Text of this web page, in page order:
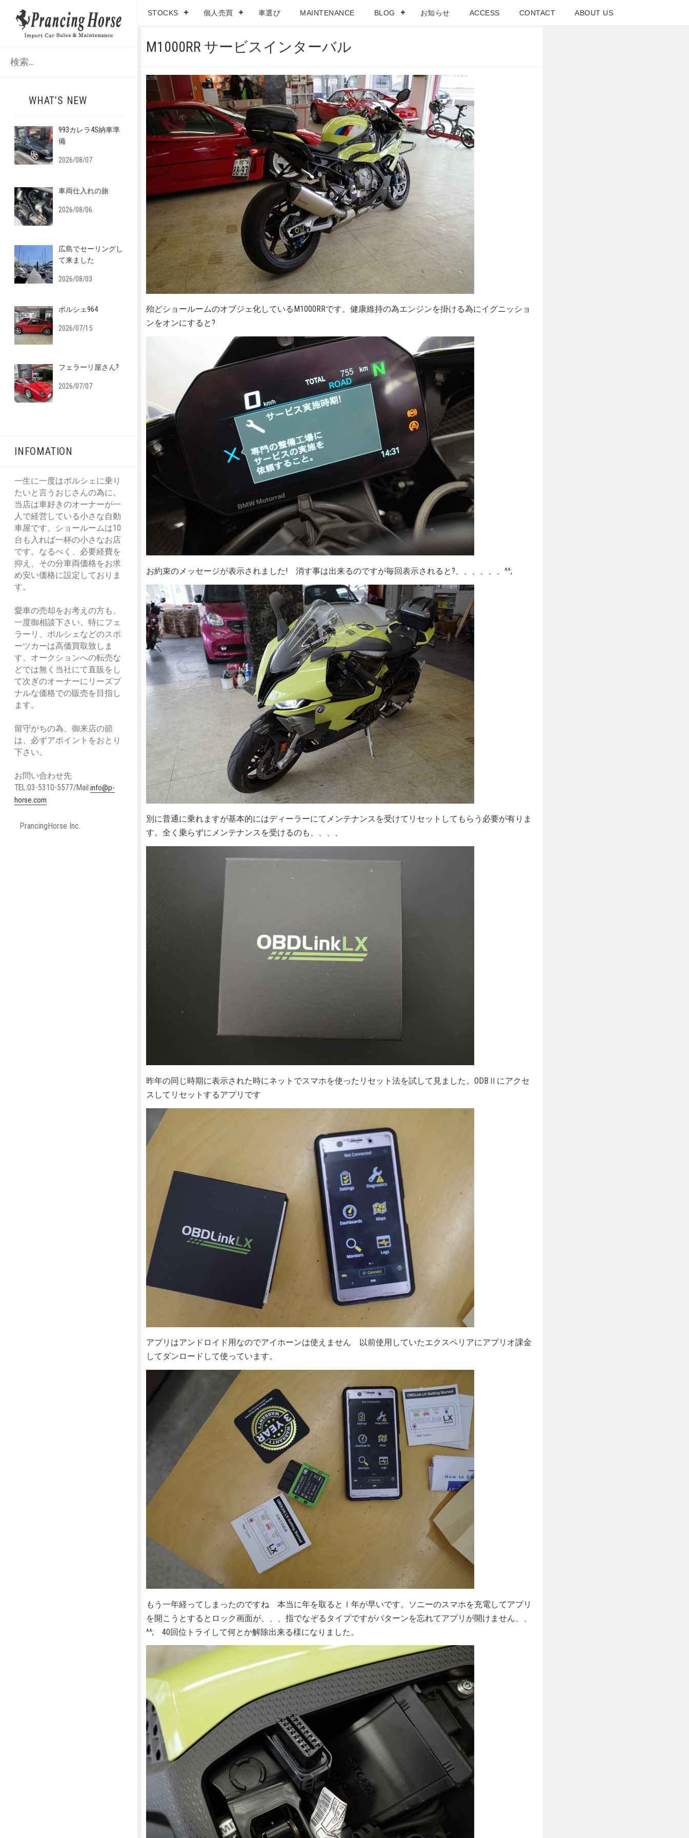
WHAT’S NEW
993カレラ4S納車準
備
2026/08/07
車両仕入れの旅
2026/08/06
広島でセーリングし
て来ました
2026/08/03
ポルシェ964
2026/07/15
フェラーリ屋さん?
2026/07/07
INFOMATION
一生に一度はポルシェに乗り
たいと言うおじさんの為に。
当店は車好きのオーナーが一
人で経営している小さな自動
車屋です。ショールームは10
台も入れば一杯の小さなお店
です。なるべく、必要経費を
抑え、その分車両価格をお求
め安い価格に設定しておりま
す。
愛車の売却をお考えの方も、
一度御相談下さい。特にフェ
ラーリ、ポルシェなどのスポ
ーツカーは高価買取致しま
す。オークションへの転売な
どでは無く当社にて直販をし
て次ぎのオーナーにリーズブ
ナルな価格での販売を目指し
ます。
留守がちの為、御来店の節
は、必ずアポイントをおとり
下さい。
お問い合わせ先
TEL:03-5310-5577/Mail:info@p-
horse.com
PrancingHorse Inc.
STOCKS 個人売買 車選び MAINTENANCE BLOG お知らせ ACCESS CONTACT ABOUT US
M1000RR サービスインターバル
殆どショールームのオブジェ化しているM1000RRです。健康維持の為エンジンを掛ける為にイグニッショ
ンをオンにすると?
お約束のメッセージが表示されました! 消す事は出来るのですが毎回表示されると?、、、、、、^^;
別に普通に乗れますが基本的にはディーラーにてメンテナンスを受けてリセットしてもらう必要が有りま
す。全く乗らずにメンテナンスを受けるのも、、、、
昨年の同じ時期に表示された時にネットでスマホを使ったリセット法を試して見ました。ODBⅡにアクセ
スしてリセットするアプリです
アプリはアンドロイド用なのでアイホーンは使えません 以前使用していたエクスペリアにアプリオ課金
してダンロードして使っています。
もう一年経ってしまったのですね 本当に年を取るとⅠ年が早いです。ソニーのスマホを充電してアプリ
を開こうとするとロック画面が、、、指でなぞるタイプですがパターンを忘れてアプリが開けません、、
^^; 40回位トライして何とか解除出来る様になりました。